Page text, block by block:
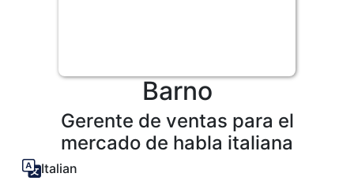
Barno
Gerente de ventas para el
mercado de habla italiana
Italian